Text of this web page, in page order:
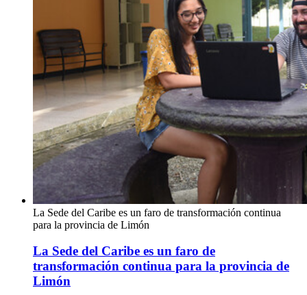
La Sede del Caribe es un faro de transformación continua
para la provincia de Limón
La Sede del Caribe es un faro de
transformación continua para la provincia de
Limón